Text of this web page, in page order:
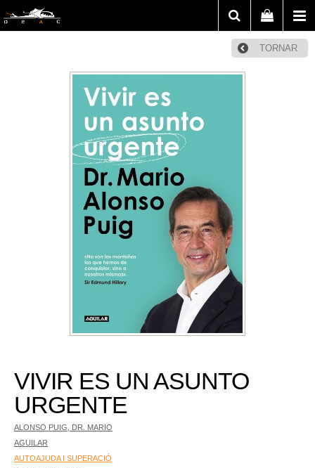
TORNAR
VIVIR ES UN ASUNTO
URGENTE
ALONSO PUIG, DR. MARIO
AGUILAR
AUTOAJUDA I SUPERACIÓ